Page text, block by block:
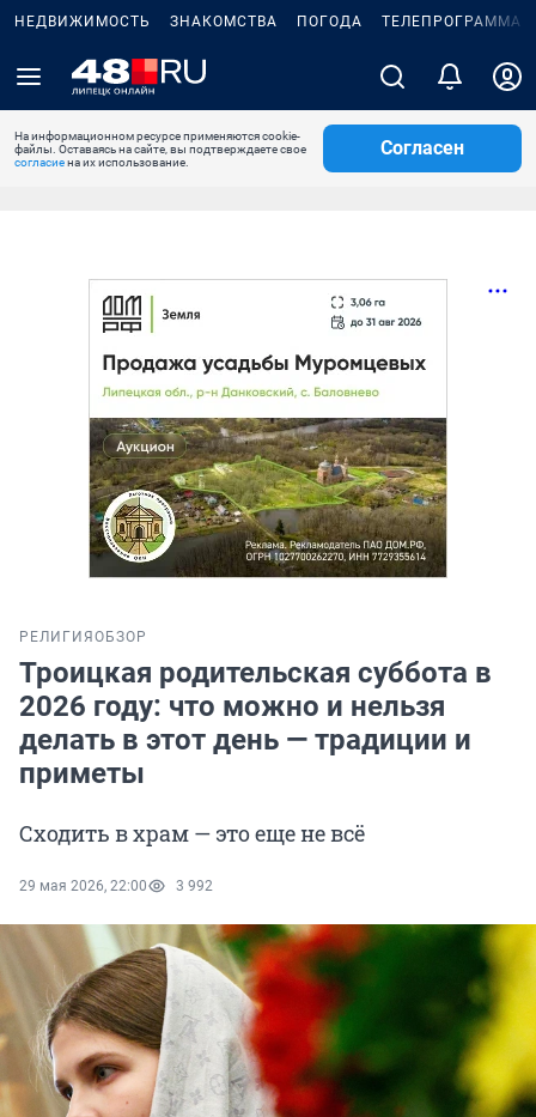
НЕДВИЖИМОСТЬ ЗНАКОМСТВА ПОГОДА ТЕЛЕПРОГРАММА
На информационном ресурсе применяются cookie-
файлы. Оставаясь на сайте, вы подтверждаете свое
согласиена их использование.
Согласен
РЕЛИГИЯ ОБЗОР
Троицкая родительская суббота в
2026 году: что можно и нельзя
делать в этот день — традиции и
приметы
Сходить в храм — это еще не всё
29 мая 2026, 22:00 3 992